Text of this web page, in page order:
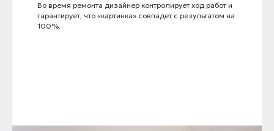
Во время ремонта дизайнер контролирует ход работ и
гарантирует, что «картинка» совпадет с результатом на
100%.